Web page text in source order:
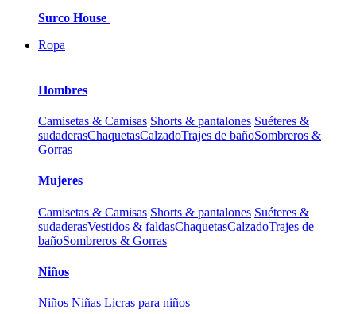
Surco House
Ropa
Hombres
Camisetas & Camisas Shorts & pantalones Suéteres &
sudaderasChaquetasCalzadoTrajes de bañoSombreros &
Gorras
Mujeres
Camisetas & Camisas Shorts & pantalones Suéteres &
sudaderasVestidos & faldasChaquetasCalzadoTrajes de
bañoSombreros & Gorras
Niños
Niños Niñas Licras para niños